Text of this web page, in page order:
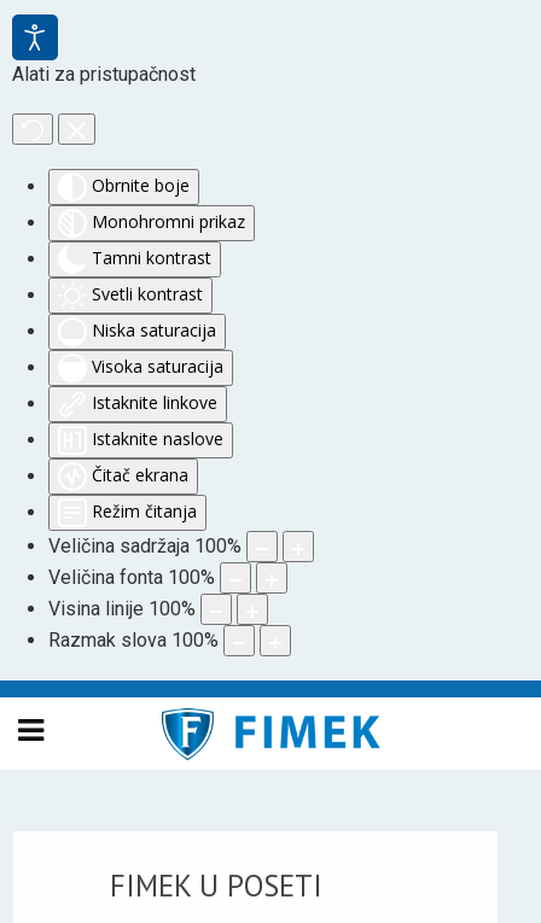
Alati za pristupačnost
Obrnite boje
Monohromni prikaz
Tamni kontrast
Svetli kontrast
Niska saturacija
Visoka saturacija
Istaknite linkove
Istaknite naslove
Čitač ekrana
Režim čitanja
Veličina sadržaja 100%
Veličina fonta 100%
Visina linije 100%
Razmak slova 100%
FIMEK U POSETI